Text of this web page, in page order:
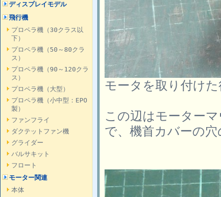
ディスプレイモデル
飛行機
プロペラ機（30クラス以
下）
プロペラ機（50～80クラ
ス）
プロペラ機（90～120クラ
ス）
プロペラ機（大型）
プロペラ機（小中型：EPO
製）
ファンフライ
ダクテットファン機
グライダー
バルサキット
フロート
モーター関連
本体
モータを取り付け
この辺はモーター
で、機首カバーの